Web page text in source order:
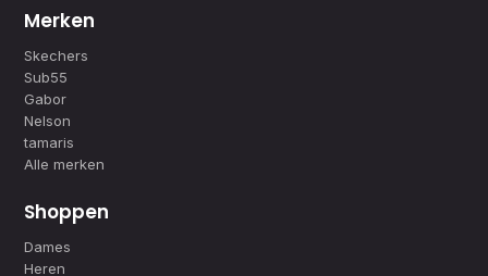
Merken
Skechers
Sub55
Gabor
Nelson
tamaris
Alle merken
Shoppen
Dames
Heren